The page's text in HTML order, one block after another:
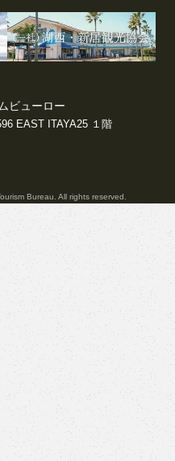
ビューロー
EAST ITAYA25 １階
Bureau. All rights reserved.